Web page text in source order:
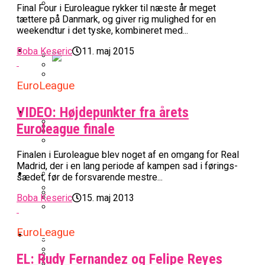
BK Vejen Opruster: Amerikansk Point
Guard På Plads
Basketligaen
Værløse-Komet Skifter Til Den Bedste
Spanske Række
Officielt: Bakken Skal Spille Champions
Warriors Forlænger Med Succestræner
Miami Heat Smider Skandaleramt Spiller
På Porten
Stjerne Akut Opereret: Misser Nøglekampe
All-Star Guard Nærmer Sig Comeback
EuroLeague
Danskerne Imponerede Torsdag Aften I
EuroLeague
Anders Sommer Scorer Kæmpe Trænerjob
I EuroLeague
Mester Efter To Missede Ulm-Matchbolde
Kvindebasketligaen
College Er Slut: Frida Formann Fortsætter
Karrieren I Schweiz
MVP Rykker Til Sverige
Podcast
Trænere, Gav Man Sig 100 Procent”
Video
Final Four i Euroleague rykker til næste år meget
tættere på Danmark, og giver rig mulighed for en
weekendtur i det tyske, kombineret med...
Boba Keseric
11. maj 2015
EuroLeague
VIDEO: Højdepunkter fra årets
Euroleague finale
Finalen i Euroleague blev noget af en omgang for Real
Madrid, der i en lang periode af kampen sad i førings-
sædet, før de forsvarende mestre...
Boba Keseric
15. maj 2013
EuroLeague
EL: Rudy Fernandez og Felipe Reyes